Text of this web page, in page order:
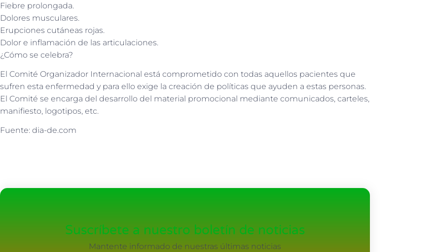
Fiebre prolongada.
Dolores musculares.
Erupciones cutáneas rojas.
Dolor e inflamación de las articulaciones.
¿Cómo se celebra?
El Comité Organizador Internacional está comprometido con todas aquellos pacientes que
sufren esta enfermedad y para ello exige la creación de políticas que ayuden a estas personas.
El Comité se encarga del desarrollo del material promocional mediante comunicados, carteles,
manifiesto, logotipos, etc.
Fuente: dia-de.com
Suscríbete a nuestro boletín de noticias
Mantente informado de nuestras últimas noticias